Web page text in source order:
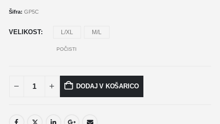
Šifra: GP5C
VELIKOST L/XL M/L
POČISTI
DODAJ V KOŠARICO